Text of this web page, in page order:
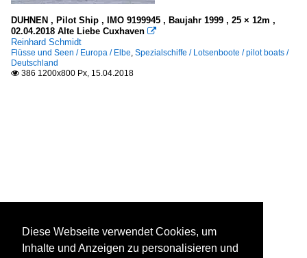
DUHNEN , Pilot Ship , IMO 9199945 , Baujahr 1999 , 25 × 12m ,
02.04.2018 Alte Liebe Cuxhaven 
Reinhard Schmidt
Flüsse und Seen / Europa / Elbe, Spezialschiffe / Lotsenboote / pilot boats /
Deutschland
 386 1200x800 Px, 15.04.2018
Diese Webseite verwendet Cookies, um
Inhalte und Anzeigen zu personalisieren und